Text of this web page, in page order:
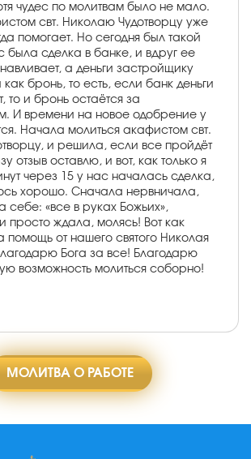
чудес по молитвам было не мало.
свт. Николаю Чудотворцу уже
помогает. Но сегодня был такой
была сделка в банке, и вдруг ее
а деньги застройщику
бронь, то есть, если банк деньги
то и бронь остаётся за
И времени на новое одобрение у
Начала молиться акафистом свт.
и решила, если все пройдёт
отзыв оставлю, и вот, как только я
через 15 у нас началась сделка,
хорошо. Сначала нервничала,
себе: «все в руках Божьих»,
просто ждала, молясь! Вот как
от нашего святого Николая
Бога за все! Благодарю
возможность молиться соборно!
МОЛИТВА О РАБОТЕ